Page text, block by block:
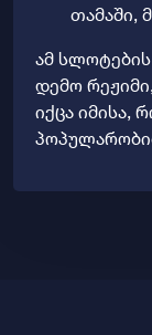
თამაში,
ამ სლოტების
დემო
იქცა იმისა,